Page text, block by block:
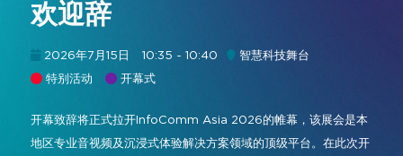
参展商名录
为何参观
亚洲专业音视频案例研究
为何参展
赞助商与合作伙伴
Pro AV Connect 马来西亚路演活动
行业技术分类
广播音视频
展会日程
峰会日程
2026演讲者征集
成为2026参展商
实时、沉浸式与体验式解决方案
参展商中心
联系我们
欢迎辞
2026年7月15日 10:35 - 10:40
智慧科技舞台
特别活动
开幕式
开幕致辞将正式拉开InfoComm Asia 2026的帷幕，该展会是本
地区专业音视频及沉浸式体验解决方案领域的顶级平台。在此次开